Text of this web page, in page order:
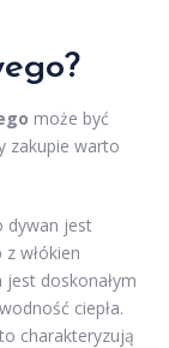
może być
zakupie warto
dywan jest
włókien
jest doskonałym
ciepła.
charakteryzują